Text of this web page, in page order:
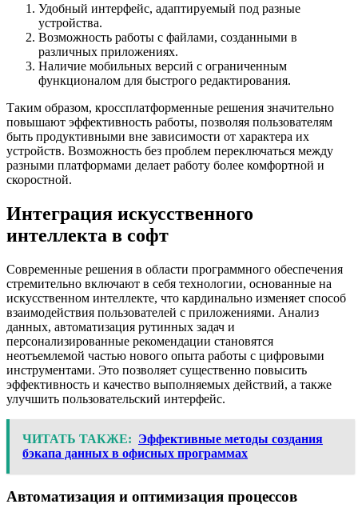
Удобный интерфейс, адаптируемый под разные
устройства.
Возможность работы с файлами, созданными в
различных приложениях.
Наличие мобильных версий с ограниченным
функционалом для быстрого редактирования.
Таким образом, кроссплатформенные решения значительно
повышают эффективность работы, позволяя пользователям
быть продуктивными вне зависимости от характера их
устройств. Возможность без проблем переключаться между
разными платформами делает работу более комфортной и
скоростной.
Интеграция искусственного
интеллекта в софт
Современные решения в области программного обеспечения
стремительно включают в себя технологии, основанные на
искусственном интеллекте, что кардинально изменяет способ
взаимодействия пользователей с приложениями. Анализ
данных, автоматизация рутинных задач и
персонализированные рекомендации становятся
неотъемлемой частью нового опыта работы с цифровыми
инструментами. Это позволяет существенно повысить
эффективность и качество выполняемых действий, а также
улучшить пользовательский интерфейс.
ЧИТАТЬ ТАКЖЕ: Эффективные методы создания
бэкапа данных в офисных программах
Автоматизация и оптимизация процессов